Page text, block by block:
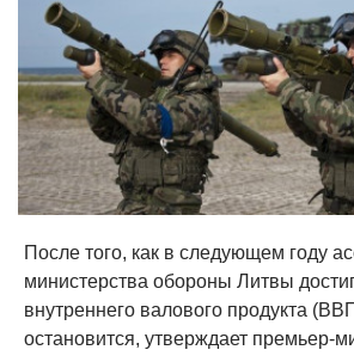
После того, как в следующем году
министерства обороны Литвы
внутреннего валового продукта
остановится, утверждает премьер-